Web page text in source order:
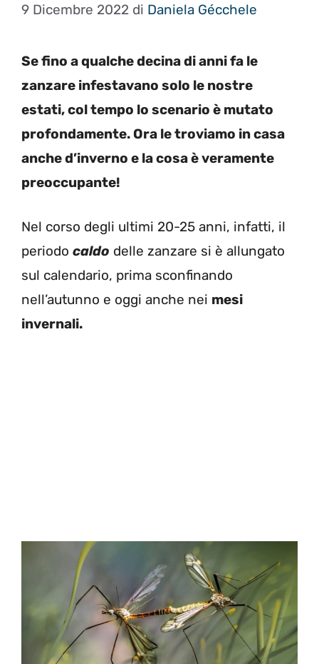
9 Dicembre 2022 di Daniela Gécchele
Se fino a qualche decina di anni fa le
zanzare infestavano solo le nostre
estati, col tempo lo scenario è mutato
profondamente. Ora le troviamo in casa
anche d’inverno e la cosa è veramente
preoccupante!
Nel corso degli ultimi 20-25 anni, infatti, il
periodo caldo delle zanzare si è allungato
sul calendario, prima sconfinando
nell’autunno e oggi anche nei mesi
invernali.